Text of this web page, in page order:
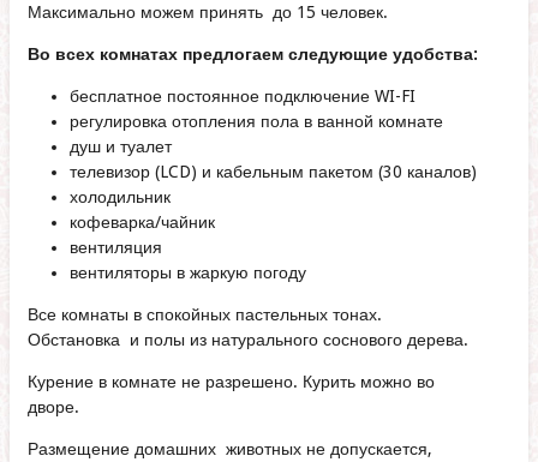
Максимально можем принять до 15 человек.
Во всех комнатах предлогаем следующие удобства:
бесплатное постоянное подключение WI-FI
регулировка отопления пола в ванной комнате
душ и туалет
телевизор (LCD) и кабельным пакетом (30 каналов)
холодильник
кофеварка/чайник
вентиляция
вентиляторы в жаркую погоду
Все комнаты в спокойных пастельных тонах.
Обстановка и полы из натурального соснового дерева.
Курение в комнате не разрешено. Курить можно во
дворе.
Размещение домашних животных не допускается,